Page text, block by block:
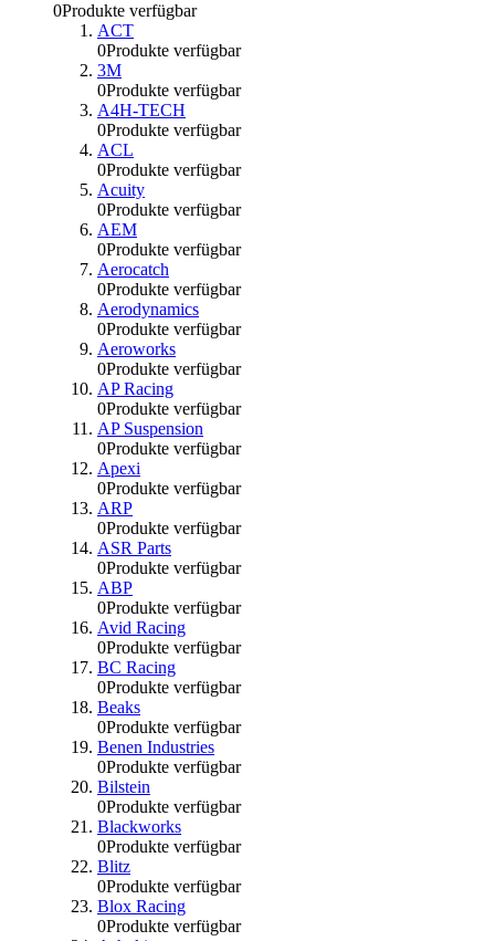
0Produkte verfügbar
ACT
0Produkte verfügbar
3M
0Produkte verfügbar
A4H-TECH
0Produkte verfügbar
ACL
0Produkte verfügbar
Acuity
0Produkte verfügbar
AEM
0Produkte verfügbar
Aerocatch
0Produkte verfügbar
Aerodynamics
0Produkte verfügbar
Aeroworks
0Produkte verfügbar
AP Racing
0Produkte verfügbar
AP Suspension
0Produkte verfügbar
Apexi
0Produkte verfügbar
ARP
0Produkte verfügbar
ASR Parts
0Produkte verfügbar
ABP
0Produkte verfügbar
Avid Racing
0Produkte verfügbar
BC Racing
0Produkte verfügbar
Beaks
0Produkte verfügbar
Benen Industries
0Produkte verfügbar
Bilstein
0Produkte verfügbar
Blackworks
0Produkte verfügbar
Blitz
0Produkte verfügbar
Blox Racing
0Produkte verfügbar